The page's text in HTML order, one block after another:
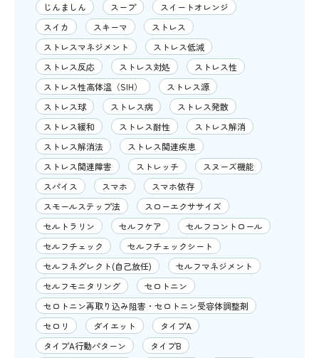
じんましん
スープ
スイートオレンジ
スイカ
スキーマ
ストレス
ストレスマネジメント
ストレス低減
ストレス反応
ストレス対処
ストレス性
ストレス性高体温（SIH）
ストレス源
ストレス球
ストレス病
ストレス発散
ストレス緩和
ストレス耐性
ストレス解消
ストレス解消法
ストレス関連疾患
ストレス関連障害
ストレッチ
スヌーズ機能
スパイス
スマホ
スマホ依存
スモールステップ法
スローエクササイズ
セルトラリン
セルフケア
セルフコントロール
セルフチェック
セルフチェックシート
セルフネグレクト(自己放任)
セルフマネジメント
セルフモニタリング
セロトニン
セロトニン再取り込み阻害・セロトニン受容体調整剤
セロリ
ダイエット
タイプA
タイプA行動パターン
タイプB